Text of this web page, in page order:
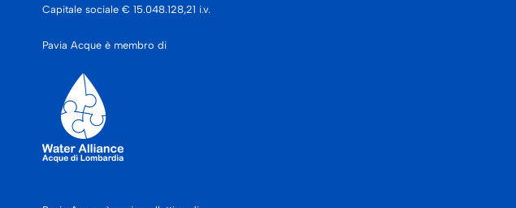
Capitale sociale € 15.048.128,21 i.v.
Pavia Acque è membro di